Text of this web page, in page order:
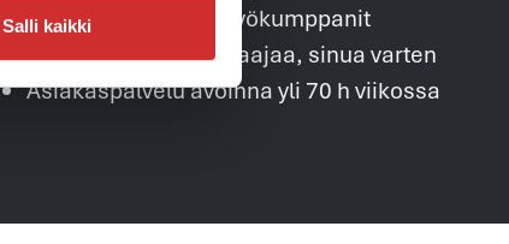
Salli kaikki
Hyvinvoinnin yhteistyökumppanit
32 liikunnan moniosaajaa, sinua varten
Asiakaspalvelu avoinna yli 70 h viikossa